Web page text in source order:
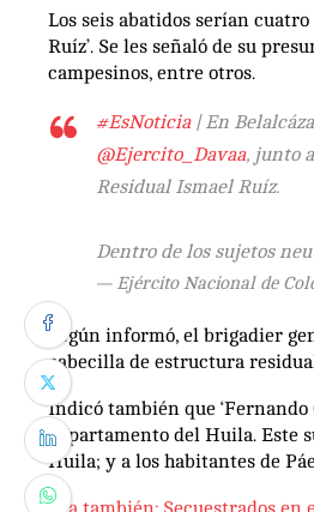
Los seis abatidos serían
Ruíz’. Se les señaló de su
campesinos, entre otros.
#EsNoticia| En
@Ejercito_Davaa, junto
Residual Ismael Ruíz.
Dentro de los sujetos
— Ejército Nacional de
Según informó, el brigadier
cabecilla de estructura
Indicó también que
departamento del Huila. Este
Huila; y a los habitantes de